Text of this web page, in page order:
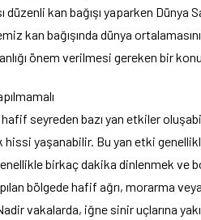
düzenli kan bağışı yaparken
kan bağışında dünya
önem verilmesi gereken bir
hafif seyreden bazı yan etkiler
hissi yaşanabilir. Bu yan etki
birkaç dakika dinlenmek ve
bölgede hafif ağrı, morarma
vakalarda, iğne sinir uçlarına